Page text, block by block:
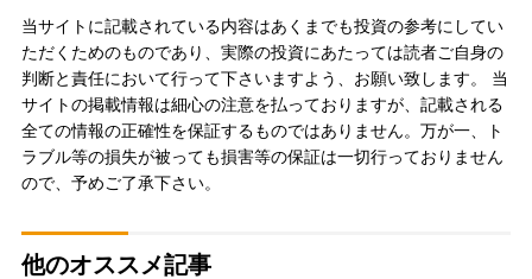
当サイトに記載されている内容はあくまでも投資の参考にしてい
ただくためのものであり、実際の投資にあたっては読者ご自身の
判断と責任において行って下さいますよう、お願い致します。 当
サイトの掲載情報は細心の注意を払っておりますが、記載される
全ての情報の正確性を保証するものではありません。万が一、ト
ラブル等の損失が被っても損害等の保証は一切行っておりません
ので、予めご了承下さい。
他のオススメ記事